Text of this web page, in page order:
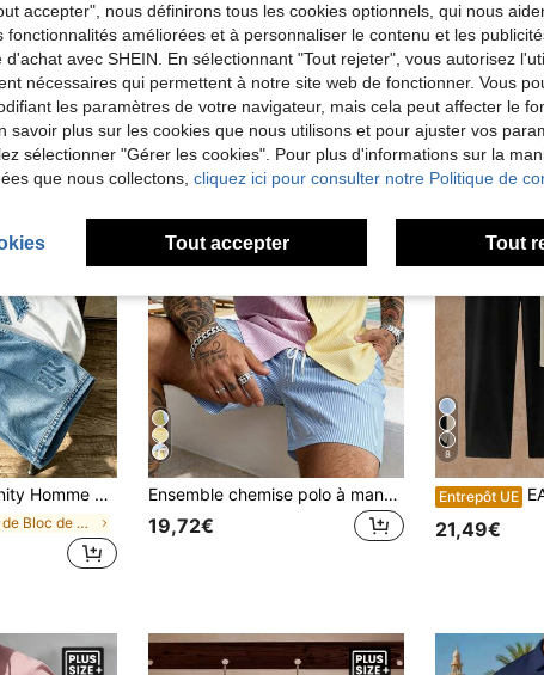
chemise à manches courtes minimaliste de rue, short à taille élastique avec cordon de serrage, ensemble unisexe décontracté, tenue de vacances décontractée, t-shirt graphique pour homme, top à manches mi-longues graphique cadeau pour la petite amie, tenue d'été essentielle pour sorties décontractées
de Bloc de couleurs Ensembles de t-shirts grande t
Ensemble chemise polo à manches courtes et short décontracté à rayures et couleurs contrastées pour hommes grande taille
19,72€
8
Entrepôt UE EASEVO
21,49€
accepter", nous définirons tous les cookies optionnels, qui nous
fonctionnalités améliorées et à personnaliser le contenu et les
d'achat avec SHEIN. En sélectionnant "Tout rejeter", vous autorisez
nécessaires qui permettent à notre site web de fonctionner. Vous
les paramètres de votre navigateur, mais cela peut affecter le
savoir plus sur les cookies que nous utilisons et pour ajuster vos
sélectionner "Gérer les cookies". Pour plus d'informations sur la
que nous collectons, cliquez ici pour consulter notre Politique de
Tout accepter Tout